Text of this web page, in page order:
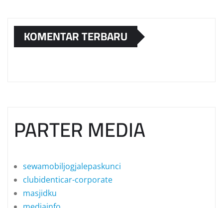
KOMENTAR TERBARU
PARTER MEDIA
sewamobiljogjalepaskunci
clubidenticar-corporate
masjidku